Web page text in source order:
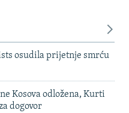
osudila prijetnje smrću
Kosova odložena, Kurti
dogovor